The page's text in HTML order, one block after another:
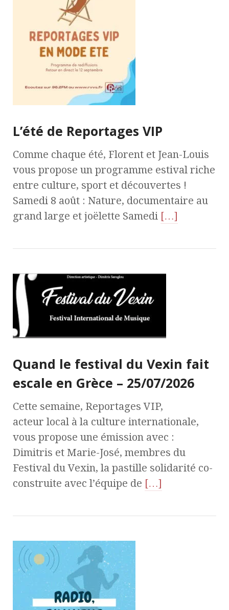
L’été de Reportages VIP
Comme chaque été, Florent et Jean-Louis
vous propose un programme estival riche
entre culture, sport et découvertes !
Samedi 8 août : Nature, documentaire au
grand large et joëlette Samedi […]
Quand le festival du Vexin fait
escale en Grèce – 25/07/2026
Cette semaine, Reportages VIP,
acteur local à la culture internationale,
vous propose une émission avec :
Dimitris et Marie-José, membres du
Festival du Vexin, la pastille solidarité co-
construite avec l’équipe de […]